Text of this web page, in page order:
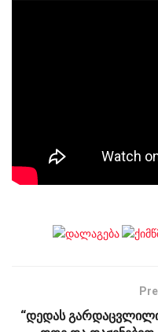
“დედას